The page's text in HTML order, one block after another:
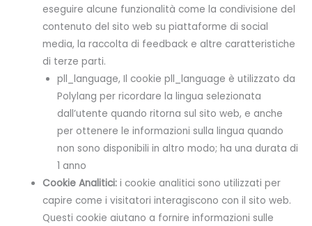
eseguire alcune funzionalità come la condivisione del
contenuto del sito web su piattaforme di social
media, la raccolta di feedback e altre caratteristiche
di terze parti.
pll_language, Il cookie pll_language è utilizzato da
Polylang per ricordare la lingua selezionata
dall’utente quando ritorna sul sito web, e anche
per ottenere le informazioni sulla lingua quando
non sono disponibili in altro modo; ha una durata di
1 anno
Cookie Analitici: i cookie analitici sono utilizzati per
capire come i visitatori interagiscono con il sito web.
Questi cookie aiutano a fornire informazioni sulle